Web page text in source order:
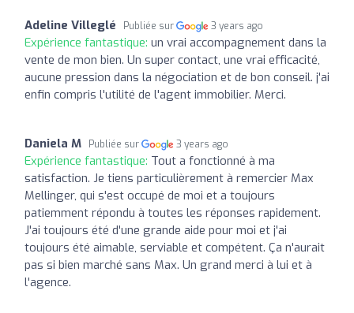
Adeline Villeglé Publiée sur 3 years ago
Expérience fantastique: un vrai accompagnement dans la
vente de mon bien. Un super contact, une vrai efficacité,
aucune pression dans la négociation et de bon conseil. j'ai
enfin compris l'utilité de l'agent immobilier. Merci.
Daniela M Publiée sur 3 years ago
Expérience fantastique: Tout a fonctionné à ma
satisfaction. Je tiens particulièrement à remercier Max
Mellinger, qui s'est occupé de moi et a toujours
patiemment répondu à toutes les réponses rapidement.
J'ai toujours été d'une grande aide pour moi et j'ai
toujours été aimable, serviable et compétent. Ça n'aurait
pas si bien marché sans Max. Un grand merci à lui et à
l'agence.